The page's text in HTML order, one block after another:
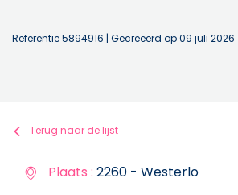
Referentie 5894916 | Gecreëerd op 09 juli 2026
Terug naar de lijst
Plaats : 2260 - Westerlo